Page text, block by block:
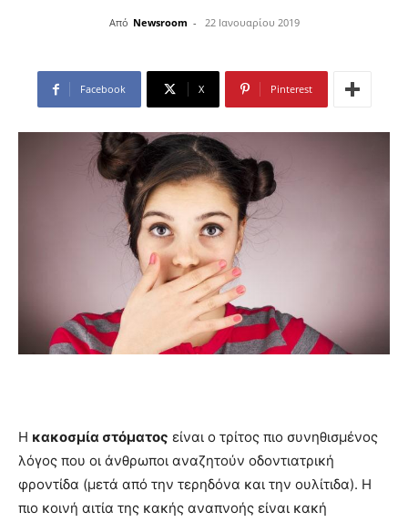
Από Newsroom - 22 Ιανουαρίου 2019
Facebook X Pinterest
Η κακοσμία στόματος είναι ο τρίτος πιο συνηθισμένος
λόγος που οι άνθρωποι αναζητούν οδοντιατρική
φροντίδα (μετά από την τερηδόνα και την ουλίτιδα). Η
πιο κοινή αιτία της κακής αναπνοής είναι κακή